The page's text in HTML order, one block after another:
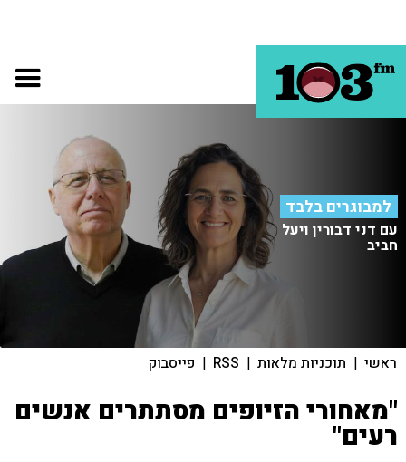
למבוגרים בלבד
עם דני דבורין ויעל
חביב
ראשי | תוכניות מלאות |
RSS
| פייסבוק
"מאחורי הזיופים מסתתרים אנשים
רעים"